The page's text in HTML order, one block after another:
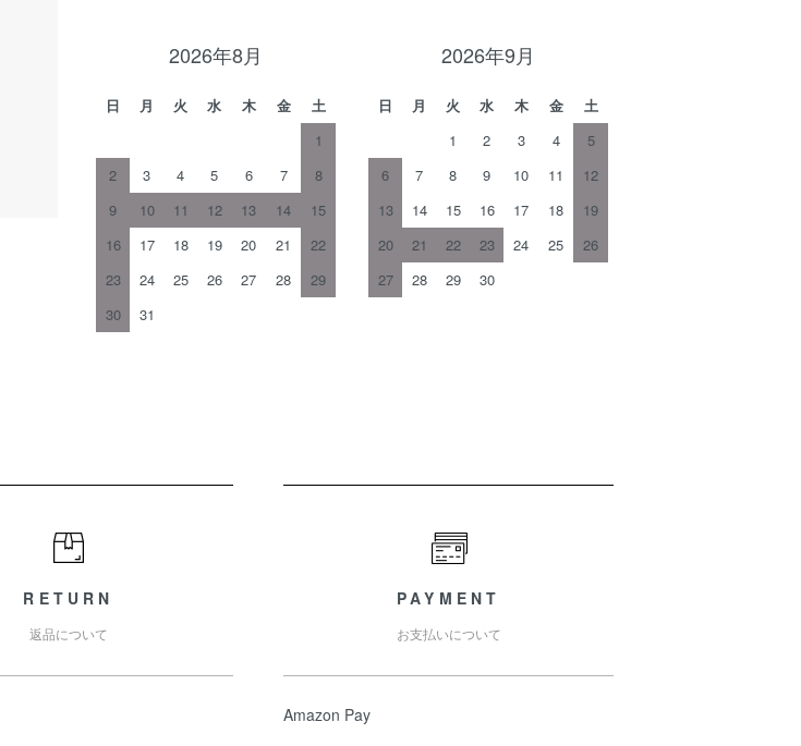
2026年8月
日 月 火 水 木 金
土
1
2
3 4 5 6 7
8
9
10 11 12 13 14
15
16
17 18 19 20 21
22
23
24 25 26 27 28
29
30
31
2026年9月
日 月 火 水 木 金
土
1
2 3 4
5
6
7 8 9 10 11
12
13
14 15 16 17 18
19
20
21 22 23 24 25
26
27
28 29 30
RETURN
返品について
PAYMENT
お支払いについて
Amazon Pay